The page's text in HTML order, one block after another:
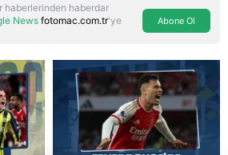
haberlerinden haberdar
Newsfotomac.com.tr'ye
Abone Ol